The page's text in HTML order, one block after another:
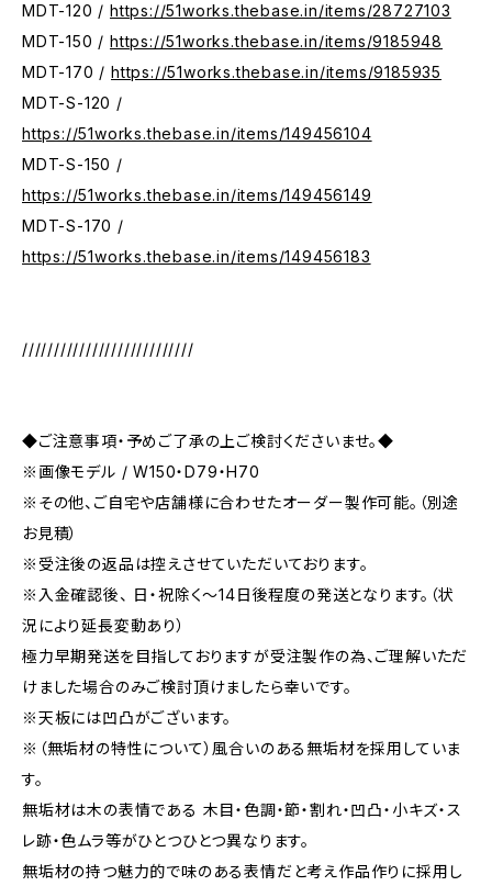
MDT-120 /https://51works.thebase.in/items/28727103
MDT-150 /https://51works.thebase.in/items/9185948
MDT-170 /https://51works.thebase.in/items/9185935
MDT-S-120 /
https://51works.thebase.in/items/149456104
MDT-S-150 /
https://51works.thebase.in/items/149456149
MDT-S-170 /
https://51works.thebase.in/items/149456183
///////////////////////////
◆ご注意事項・予めご了承の上ご検討くださいませ。◆
※画像モデル / W150・D79・H70
※その他、ご自宅や店舗様に合わせたオーダー製作可能。（別途
お見積）
※受注後の返品は控えさせていただいております。
※入金確認後、 日・祝除く～14日後程度の発送となります。（状
況により延長変動あり）
極力早期発送を目指しておりますが受注製作の為、ご理解いただ
けました場合のみご検討頂けましたら幸いです。
※天板には凹凸がございます。
※（無垢材の特性について）風合いのある無垢材を採用していま
す。
無垢材は木の表情である 木目・色調・節・割れ・凹凸・小キズ・ス
レ跡・色ムラ等がひとつひとつ異なります。
無垢材の持つ魅力的で味のある表情だと考え作品作りに採用し